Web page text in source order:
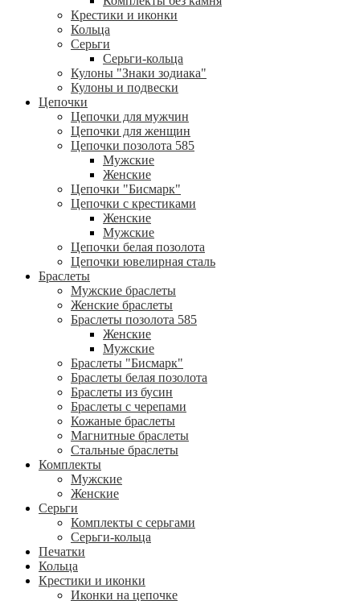
Крестики и иконки
Кольца
Серьги
Серьги-кольца
Кулоны "Знаки зодиака"
Кулоны и подвески
Цепочки
Цепочки для мужчин
Цепочки для женщин
Цепочки позолота 585
Мужские
Женские
Цепочки "Бисмарк"
Цепочки с крестиками
Женские
Мужские
Цепочки белая позолота
Цепочки ювелирная сталь
Браслеты
Мужские браслеты
Женские браслеты
Браслеты позолота 585
Женские
Мужские
Браслеты "Бисмарк"
Браслеты белая позолота
Браслеты из бусин
Браслеты с черепами
Кожаные браслеты
Магнитные браслеты
Стальные браслеты
Комплекты
Мужские
Женские
Серьги
Комплекты с серьгами
Серьги-кольца
Печатки
Кольца
Крестики и иконки
Иконки на цепочке